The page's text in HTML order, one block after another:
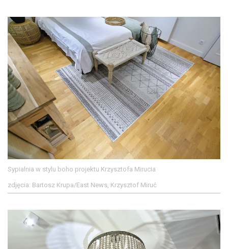
Sypialnia w stylu boho projektu Krzysztofa Mirucia
zdjęcia: Bartosz Krupa/East News, Krzysztof Miruć